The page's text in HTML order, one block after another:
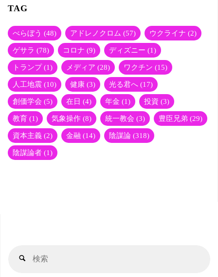
tte
r
TAG
べらぼう (48) アドレノクロム (57) ウクライナ (2)
ゲサラ (78) コロナ (9) ディズニー (1)
トランプ(1) メディア (28) ワクチン (15)
人工地震 (10) 健康 (3) 光る君へ (17)
創価学会 (5) 在日 (4) 年金 (1) 投資 (3)
教育 (1) 気象操作 (8) 統一教会 (3) 豊臣兄弟 (29)
資本主義 (2) 金融 (14) 陰謀論 (318)
陰謀論者 (1)
検